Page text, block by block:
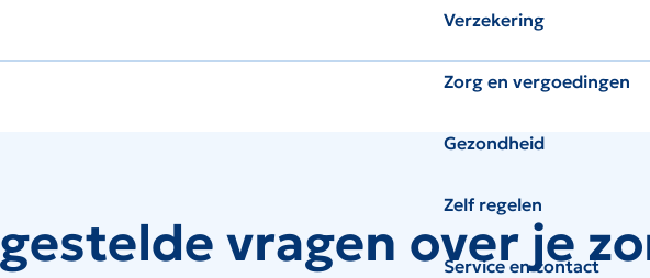
Verzekering
Zorg en vergoedingen
Gezondheid
Zelf regelen
Service en contact
vragen over je